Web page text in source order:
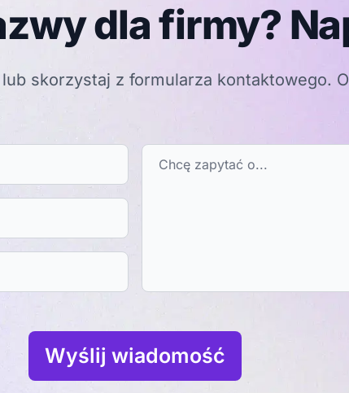
dla firmy?
lub skorzystaj z formularza kontaktowego.
Wyślij wiadomość